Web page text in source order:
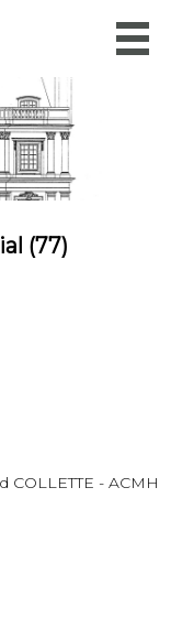
(77)
COLLETTE - ACMH